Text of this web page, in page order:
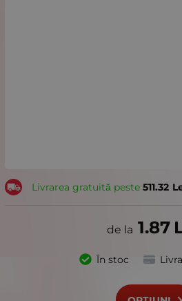
Livrarea gratuită peste 511.32
1.87
În stoc